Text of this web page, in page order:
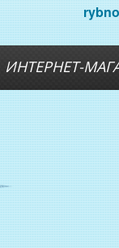
ИНТЕРНЕТ-